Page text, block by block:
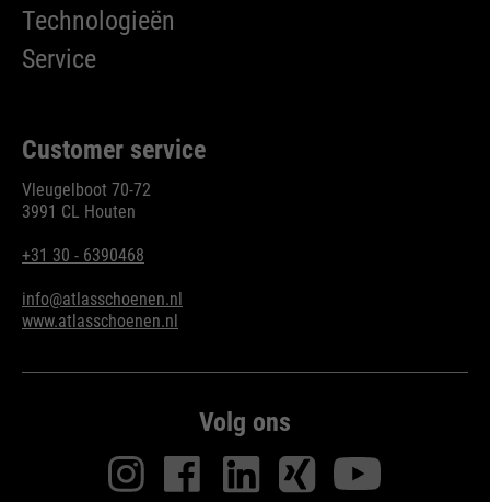
Technologieën
Service
Customer service
Vleugelboot 70-72
3991 CL Houten
+31 30 - 6390468
info@atlasschoenen.nl
www.atlasschoenen.nl
Volg ons